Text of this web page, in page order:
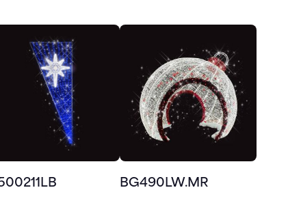
BG490LW.MR